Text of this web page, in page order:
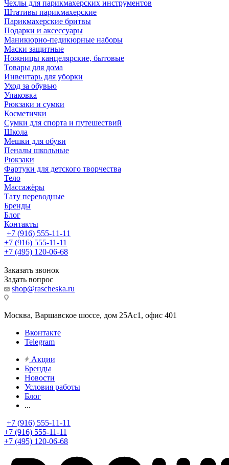
Чехлы для парикмахерских инструментов
Штативы парикмахерские
Парикмахерские бритвы
Подарки и аксессуары
Маникюрно-педикюрные наборы
Маски защитные
Ножницы канцелярские, бытовые
Товары для дома
Инвентарь для уборки
Уход за обувью
Упаковка
Рюкзаки и сумки
Косметички
Сумки для спорта и путешествий
Школа
Мешки для обуви
Пеналы школьные
Рюкзаки
Фартуки для детского творчества
Тело
Массажёры
Тату переводные
Бренды
Блог
Контакты
+7 (916) 555-11-11
+7 (916) 555-11-11
+7 (495) 120-06-68
Заказать звонок
Задать вопрос
shop@rascheska.ru
Москва, Варшавское шоссе, дом 25Аc1, офис 401
Вконтакте
Telegram
Акции
Бренды
Новости
Условия работы
Блог
...
+7 (916) 555-11-11
+7 (916) 555-11-11
+7 (495) 120-06-68